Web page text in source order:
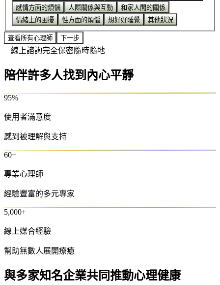
感情方面的煩惱
人際關係與互動
和家人間的關係
情緒上的困擾
性方面的煩惱 想好好睡覺 其他狀況
查看所有心理師 下一步
線上諮詢完全保密隨時隨地
陪伴許多人找到內心平靜
95%
使用者滿意度
感到被理解與支持
60+
專業心理師
經驗豐富的多元專家
5,000+
線上媒合經驗
幫助無數人展開療癒
與多家知名企業共同推動心理健康